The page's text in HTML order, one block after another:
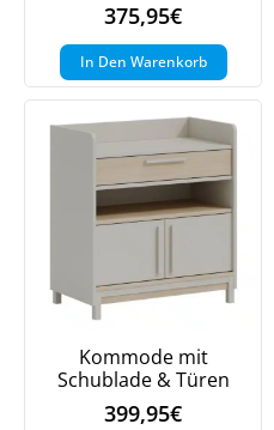
375,95€
In Den Warenkorb
Kommode mit
Schublade & Türen
399,95€